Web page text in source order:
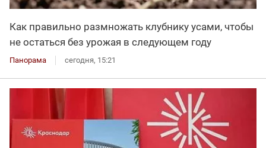
Как правильно размножать клубнику усами, чтобы
не остаться без урожая в следующем году
Панорама сегодня, 15:21